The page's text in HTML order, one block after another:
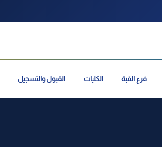
فرع القبة الكليات القبول والتسجيل